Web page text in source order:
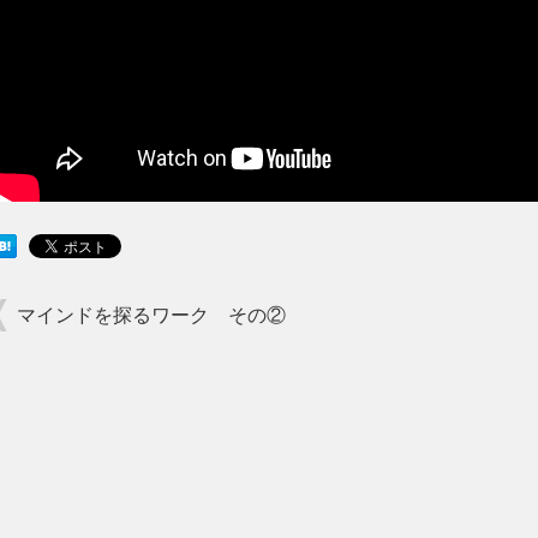
マインドを探るワーク その②